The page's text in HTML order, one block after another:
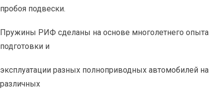
пробоя подвески.
Пружины РИФ сделаны на основе многолетнего опыта
подготовки и
эксплуатации разных полноприводных автомобилей на
различных